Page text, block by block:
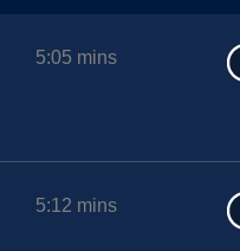
5:05 mins
5:12 mins